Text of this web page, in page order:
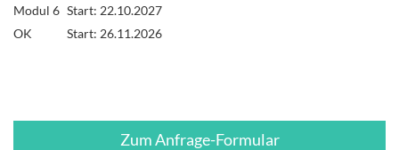
Modul 6 Start: 22.10.2027
OK
Start: 26.11.2026
Zum Anfrage-Formular